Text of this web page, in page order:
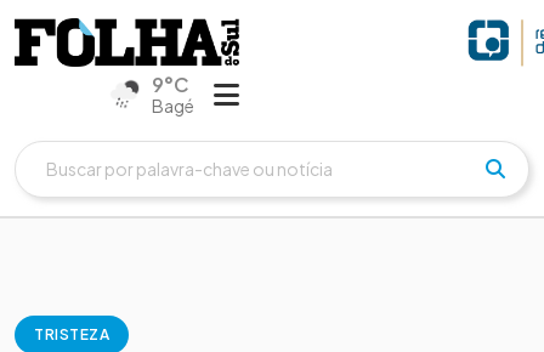
9°C
Bagé
TRISTEZA